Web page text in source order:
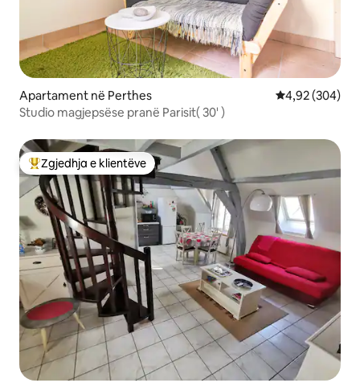
Apartament në Perthes Vlerësimi
4,92 (304)
Studio magjepsëse pranë Parisit( 30' )
Më të mirat e zgjedhjeve të klientëve
Zgjedhja e klientëve